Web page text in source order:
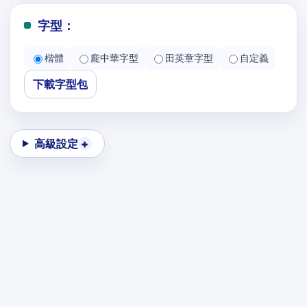
字型：
楷體 龐中華字型 田英章字型 自定義
下載字型包
高級設定